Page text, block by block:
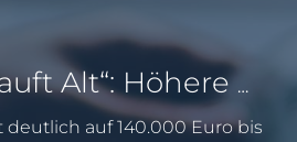
KfW-Förderung „Jung kauft Alt“: Höhere Kredite ab August 2026
auf 140.000 Euro bis